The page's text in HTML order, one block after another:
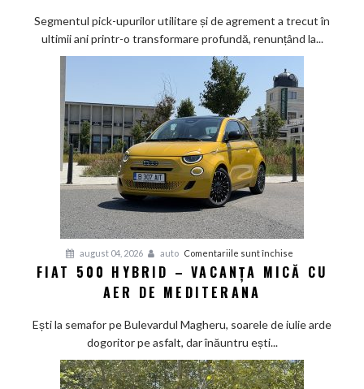
sub
lupă:
de
bătaie
japonez
învață
bunele
maniere
pe
Segmentul pick-upurilor utilitare și de agrement a trecut în
ultimii ani printr-o transformare profundă, renunțând la...
august 04, 2026 auto Comentariile sunt închise
Fiat
–
mică
cu
FIAT 500 HYBRID – VACANȚA MICĂ CU
AER DE MEDITERANA
Ești la semafor pe Bulevardul Magheru, soarele de iulie arde
dogoritor pe asfalt, dar înăuntru ești...